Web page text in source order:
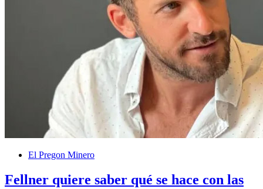
El Pregon Minero
Fellner quiere saber qué se hace con las